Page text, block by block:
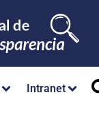
Intranet